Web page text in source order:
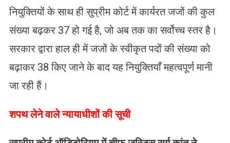
नियुक्तियों के साथ ही सुप्रीम कोर्ट में कार्यरत जजों की कुल
संख्या बढ़कर 37 हो गई है, जो अब तक का सर्वोच्च स्तर है।
सरकार द्वारा हाल ही में जजों के स्वीकृत पदों की संख्या को
बढ़ाकर 38 किए जाने के बाद यह नियुक्तियाँ महत्वपूर्ण मानी
जा रही हैं।
शपथ लेने वाले न्यायाधीशों की सूची